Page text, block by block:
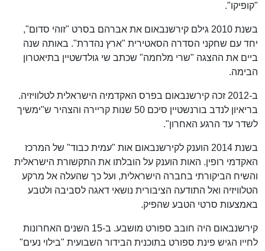
"קופיקו".
בשנת 2010 גילם קירשנבאום את אברהם בסרט "זוהי סדום",
יחד עם שחקני הסדרה הסאטירית "ארץ נהדרת". באותה שנה
ביים את ההצגה "שרי מלחמה" שכתב שי גולדשטיין בתיאטרון
הבימה.
ב-2012 זכה קירשנבאום בפרס האקדמיה הישראלית לטלוויזיה.
בריאיון לנדב בורנשטיין סיכם 50 שנות קריירה והצהיר ש"ימשיך
לשדר עד הרגע האחרון".
בשנת 2014 הוענק לקירשנבאום אות "עמית כבוד" של המרכז
האקדמי רופין. האות הוענק על הובלתו את התקשורת הישראלית
והשיח הביקורתי בחברה הישראלית, ועל כך שהעלה אל מרקע
הטלוויזיה ואל התודעה הציבורית נושאי דאגה לסביבה ולטבע
באמצעות סרטי הטבע שהפיק.
קירשנבאום היה חובב ספורט מושבע. ב-15 השנים האחרונות
לחייו הגיש פינת ספורט בתוכנית הבידור השבועית "בילוי נעים"